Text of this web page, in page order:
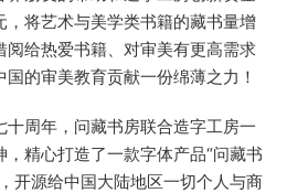
将艺术与美学类书籍的藏书量增
给热爱书籍、对审美有更高需求
的审美教育贡献一份绵薄之力！
周年，问藏书房联合造字工房一
精心打造了一款字体产品“问藏书
开源给中国大陆地区一切个人与商